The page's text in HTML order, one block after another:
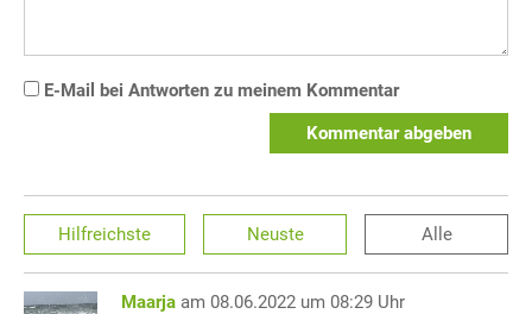
E-Mail bei Antworten zu meinem Kommentar
Kommentar abgeben
Hilfreichste Neuste Alle
Maarja am 08.06.2022 um 08:29 Uhr